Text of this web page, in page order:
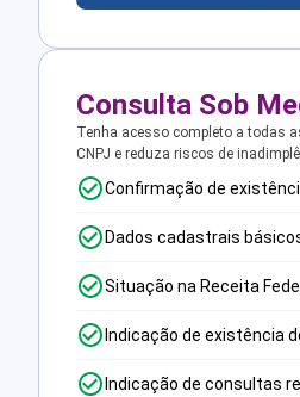
Consulta Sob
Tenha acesso completo a todas
CNPJ e reduza riscos de
Confirmação de
Dados cadastrais
Situação na Receita
Indicação de existência
Indicação de consultas